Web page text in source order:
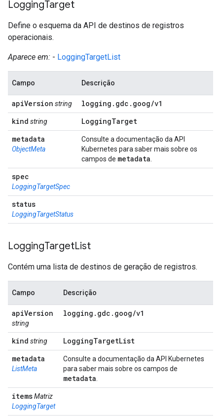
LoggingTarget
Define o esquema da API de destinos de registros
operacionais.
Aparece em: - LoggingTargetList
Campo Descrição
apiVersion string logging . gdc . goog/v1
kind string LoggingTarget
metadata
ObjectMeta
Consulte a documentação da API
Kubernetes para saber mais sobre os
campos de metadata
spec
LoggingTargetSpec
status
LoggingTargetStatus
LoggingTargetList
Contém uma lista de destinos de geração de registros.
Campo Descrição
apiVersion
string
logging . gdc . goog/v1
kind string LoggingTargetList
metadata
ListMeta
Consulte a documentação da API Kubernetes
para saber mais sobre os campos de
metadata
itemsMatriz
LoggingTarget